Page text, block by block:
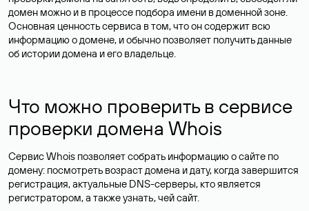
домен можно и в процессе подбора имени в доменной зоне.
Основная ценность сервиса в том, что он содержит всю
информацию о домене, и обычно позволяет получить данные
об истории домена и его владельце.
Что можно проверить в сервисе
проверки домена Whois
Сервис Whois позволяет собрать информацию о сайте по
домену: посмотреть возраст домена и дату, когда завершится
регистрация, актуальные DNS-серверы, кто является
регистратором, а также узнать, чей сайт.